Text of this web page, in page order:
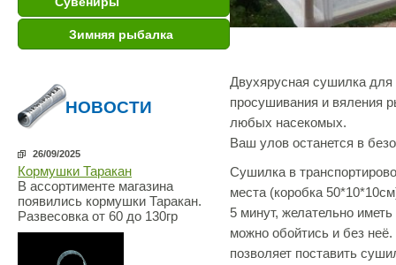
Зимняя рыбалка
НОВОСТИ
26/09/2025
Кормушки Таракан
В ассортименте магазина
появились кормушки Таракан.
Развесовка от 60 до 130гр
Двухярусная сушилка
просушивания и вяления
любых насекомых.
Ваш улов останется в
Сушилка в
места (коробка
5 минут, желательно
можно обойтись и без
позволяет поставить